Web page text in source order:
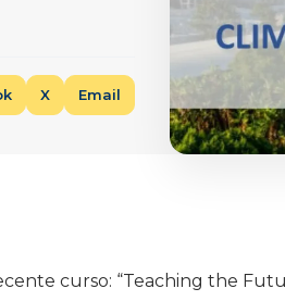
X Email
curso: “Teaching the